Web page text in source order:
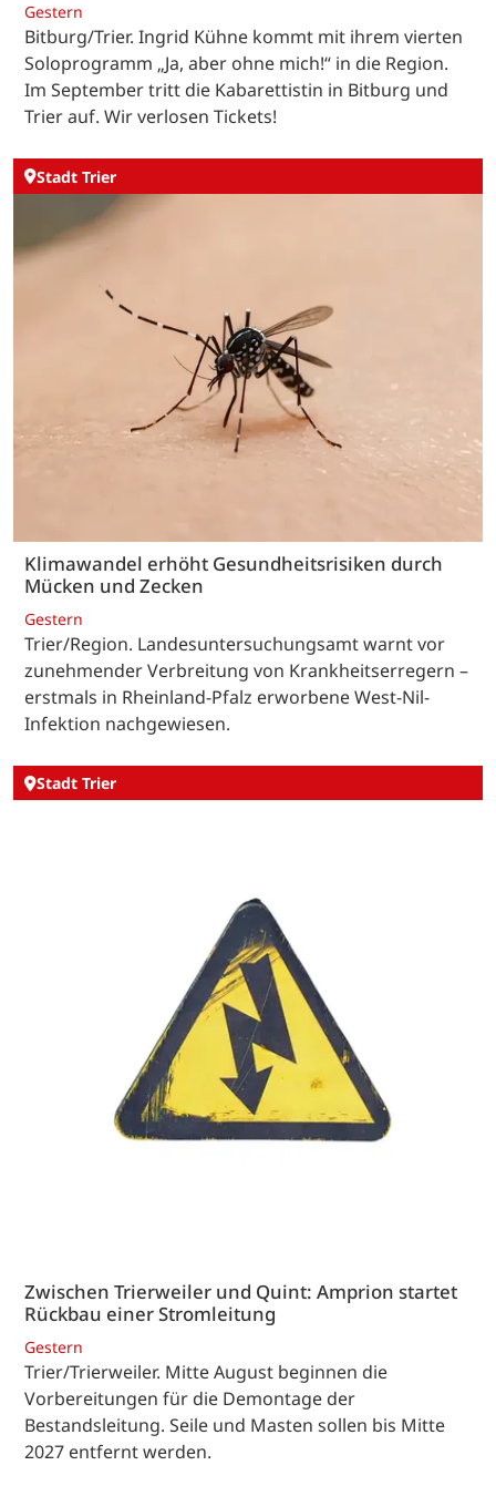
Gestern
Bitburg/Trier. Ingrid Kühne kommt mit ihrem vierten
Soloprogramm „Ja, aber ohne mich!“ in die Region.
Im September tritt die Kabarettistin in Bitburg und
Trier auf. Wir verlosen Tickets!
Stadt Trier
Klimawandel erhöht Gesundheitsrisiken durch
Mücken und Zecken
Gestern
Trier/Region. Landesuntersuchungsamt warnt vor
zunehmender Verbreitung von Krankheitserregern –
erstmals in Rheinland-Pfalz erworbene West-Nil-
Infektion nachgewiesen.
Stadt Trier
Zwischen Trierweiler und Quint: Amprion startet
Rückbau einer Stromleitung
Gestern
Trier/Trierweiler. Mitte August beginnen die
Vorbereitungen für die Demontage der
Bestandsleitung. Seile und Masten sollen bis Mitte
2027 entfernt werden.